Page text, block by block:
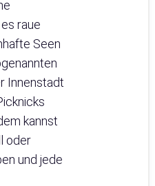
raue
Seen
Innenstadt
kannst
oder
und jede